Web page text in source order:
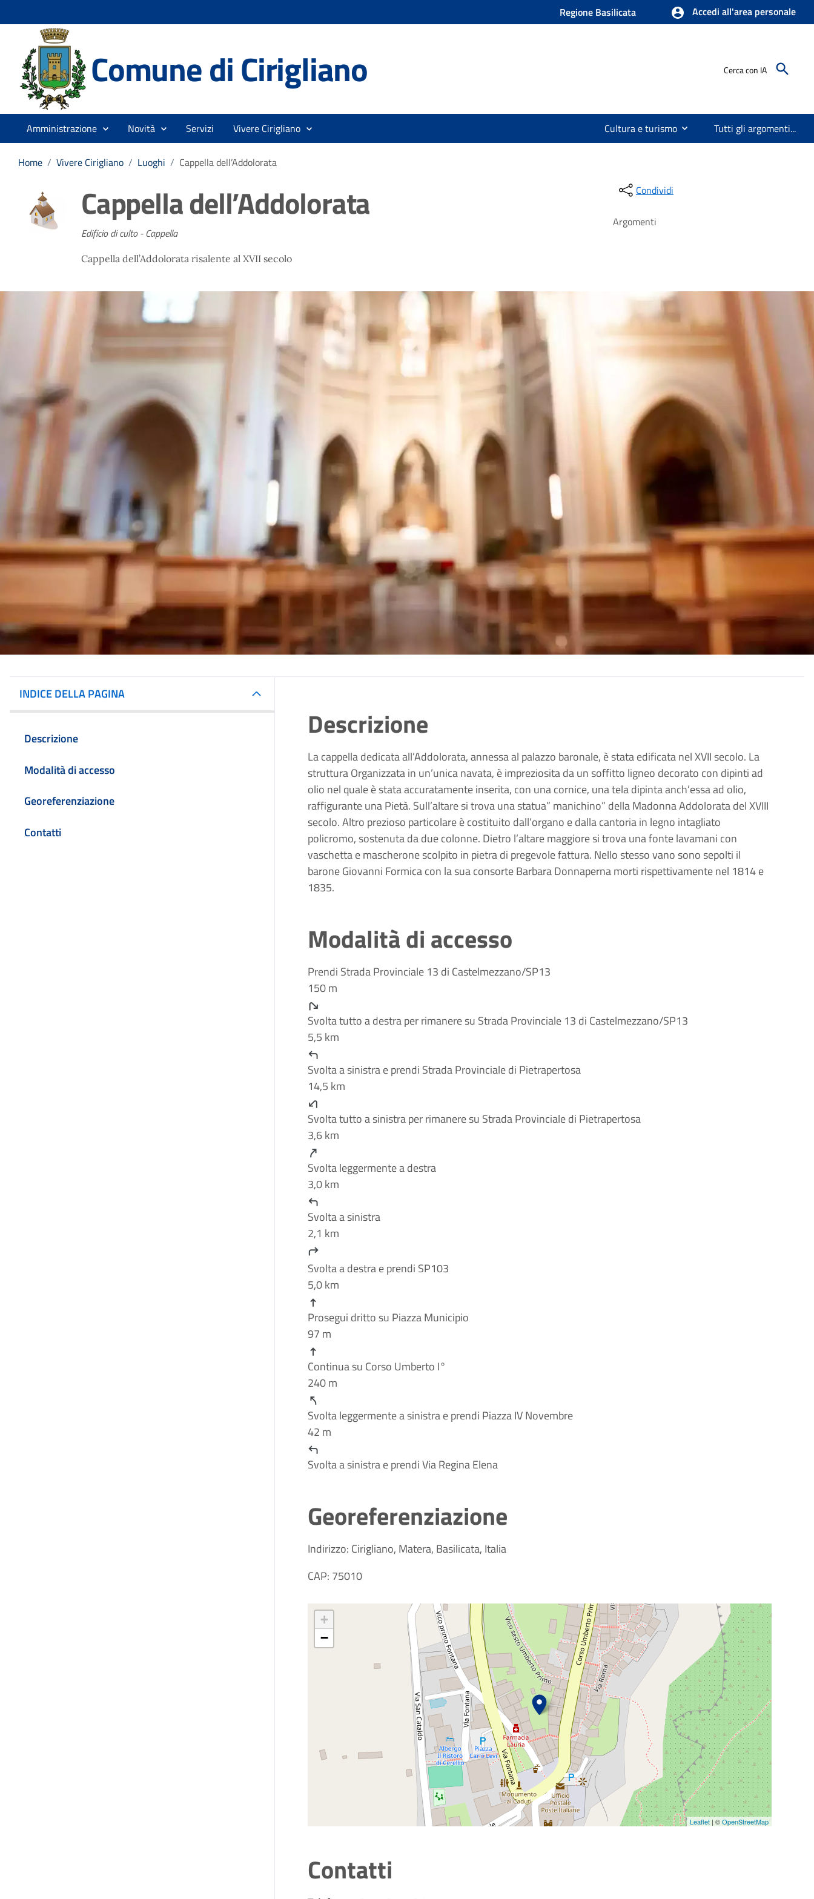
Regione Basilicata Accedi all'area personale
Comune di Cirigliano Cerca con IA
Amministrazione Novità Servizi Vivere Cirigliano Cultura e turismo Tutti gli argomenti...
Home / Vivere Cirigliano / Luoghi / Cappella dell’Addolorata
Cappella dell’Addolorata
Edificio di culto - Cappella
Cappella dell’Addolorata risalente al XVII secolo
Condividi
Argomenti
INDICE DELLA PAGINA
Descrizione
Modalità di accesso
Georeferenziazione
Contatti
Descrizione
La cappella dedicata all’Addolorata, annessa al palazzo baronale, è stata edificata nel XVII secolo. La
struttura Organizzata in un’unica navata, è impreziosita da un soffitto ligneo decorato con dipinti ad
olio nel quale è stata accuratamente inserita, con una cornice, una tela dipinta anch’essa ad olio,
raffigurante una Pietà. Sull’altare si trova una statua” manichino” della Madonna Addolorata del XVIII
secolo. Altro prezioso particolare è costituito dall’organo e dalla cantoria in legno intagliato
policromo, sostenuta da due colonne. Dietro l’altare maggiore si trova una fonte lavamani con
vaschetta e mascherone scolpito in pietra di pregevole fattura. Nello stesso vano sono sepolti il
barone Giovanni Formica con la sua consorte Barbara Donnaperna morti rispettivamente nel 1814 e
1835.
Modalità di accesso
Prendi Strada Provinciale 13 di Castelmezzano/SP13
150 m
Svolta tutto a destra per rimanere su Strada Provinciale 13 di Castelmezzano/SP13
5,5 km
Svolta a sinistra e prendi Strada Provinciale di Pietrapertosa
14,5 km
Svolta tutto a sinistra per rimanere su Strada Provinciale di Pietrapertosa
3,6 km
Svolta leggermente a destra
3,0 km
Svolta a sinistra
2,1 km
Svolta a destra e prendi SP103
5,0 km
Prosegui dritto su Piazza Municipio
97 m
Continua su Corso Umberto I°
240 m
Svolta leggermente a sinistra e prendi Piazza IV Novembre
42 m
Svolta a sinistra e prendi Via Regina Elena
Georeferenziazione
Indirizzo: Cirigliano, Matera, Basilicata, Italia
CAP: 75010
+
−
Leaflet| ©OpenStreetMap
Contatti